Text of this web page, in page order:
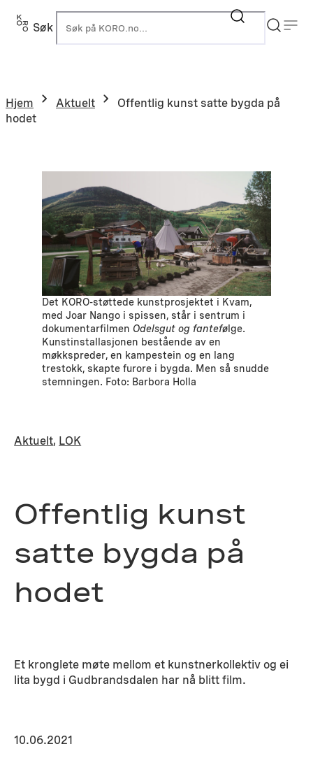
Hopp
Søk
Hjem Aktuelt
Offentlig kunst satte bygda på
hodet
Det KORO-støttede kunstprosjektet i Kvam,
med Joar Nango i spissen, står i sentrum i
dokumentarfilmen Odelsgut og fantefølge.
Kunstinstallasjonen bestående av en
møkkspreder, en kampestein og en lang
trestokk, skapte furore i bygda. Men så snudde
stemningen. Foto: Barbora Holla
Aktuelt, LOK
Offentlig kunst
satte bygda på
hodet
Et kronglete møte mellom et kunstnerkollektiv og ei
lita bygd i Gudbrandsdalen har nå blitt film.
10.06.2021